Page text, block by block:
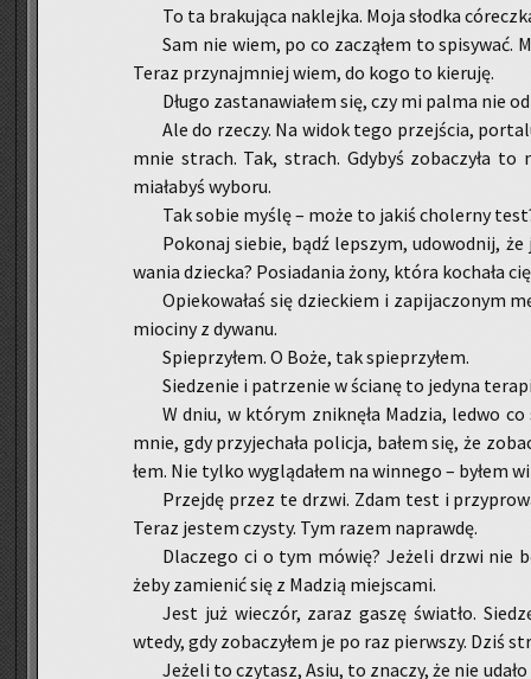
To ta bra­ku­ją­ca na­klej­ka. Moja słod­ka
Sam nie wiem, po co za­czą­łem to spi­sy­wać.
Teraz przy­naj­mniej wiem, do kogo to kie­ru­ję.
Długo za­sta­na­wia­łem się, czy mi palma nie
Ale do rze­czy. Na widok tego przej­ścia,
mnie strach. Tak, strach. Gdy­byś zo­ba­czy­ła to
mia­ła­byś wy­bo­ru.
Tak sobie myślę – może to jakiś cho­ler­ny
Po­ko­naj sie­bie, bądź lep­szym, udo­wod­nij,
wa­nia dziec­ka? Po­sia­da­nia żony, która ko­cha­ła
Opie­ko­wa­łaś się dziec­kiem i za­pi­ja­czo­nym
mio­ci­ny z dy­wa­nu.
Spie­przy­łem. O Boże, tak spie­przy­łem.
Sie­dze­nie i pa­trze­nie w ścia­nę to je­dy­na
W dniu, w któ­rym znik­nę­ła Ma­dzia, ledwo
mnie, gdy przy­je­cha­ła po­li­cja, bałem się, że
łem. Nie tylko wy­glą­da­łem na win­ne­go – byłem
Przej­dę przez te drzwi. Zdam test i
Teraz je­stem czy­sty. Tym razem na­praw­dę.
Dla­cze­go ci o tym mówię? Je­że­li drzwi nie
żeby za­mie­nić się z Ma­dzią miej­sca­mi.
Jest już wie­czór, zaraz gaszę świa­tło.
wtedy, gdy zo­ba­czy­łem je po raz pierw­szy. Dziś
Je­że­li to czy­tasz, Asiu, to zna­czy, że nie